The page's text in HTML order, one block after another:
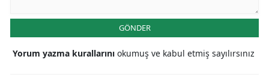
GÖNDER
Yorum yazma kurallarını okumuş ve kabul etmiş sayılırsınız